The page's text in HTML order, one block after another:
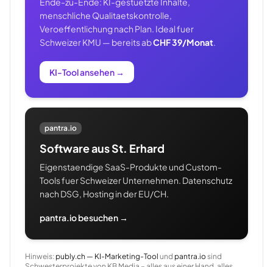
menschliche Qualitaetskontrolle,
Veroeffentlichung nach Plan. Ideal fuer
Schweizer KMU — bereits abCHF 39/Monat.
KI-Tool ansehen →
pantra.io
Software aus St. Erhard
Eigenstaendige SaaS-Produkte und Custom-
Tools fuer Schweizer Unternehmen. Datenschutz
nach DSG, Hosting in der EU/CH.
pantra.io besuchen →
Hinweis: publy.ch — KI-Marketing-Tool und pantra.iosind